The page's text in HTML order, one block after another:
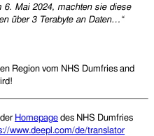
6. Mai 2024, machten sie diese
über 3 Terabyte an Daten…“
Region vom NHS Dumfries and
Homepage des NHS Dumfries
www.deepl.com/de/translator